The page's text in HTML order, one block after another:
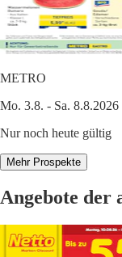
METRO
Mo. 3.8. - Sa. 8.8.2026
Nur noch heute gültig
Mehr Prospekte
Angebote der